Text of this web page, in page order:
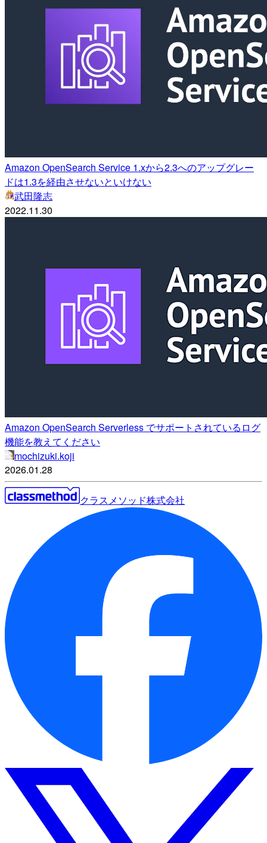
Amazon OpenSearch Service 1.xから2.3へのアップグレー
ドは1.3を経由させないといけない
武田隆志
2022.11.30
Amazon OpenSearch Serverless でサポートされているログ
機能を教えてください
mochizuki.koji
2026.01.28
クラスメソッド株式会社